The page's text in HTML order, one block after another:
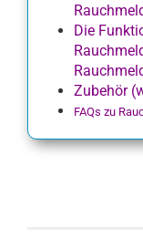
Die
Zubehör
FAQs zu